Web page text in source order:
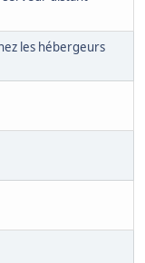
les hébergeurs